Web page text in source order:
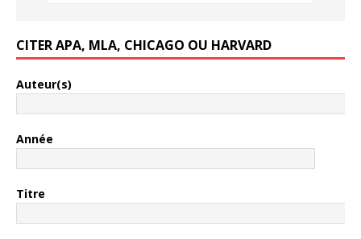
CITER APA, MLA, CHICAGO OU HARVARD
Auteur(s)
Année
Titre